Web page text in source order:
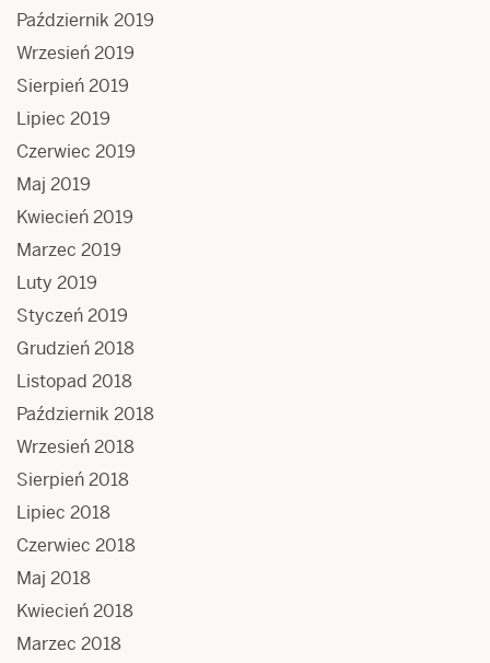
Październik 2019
Wrzesień 2019
Sierpień 2019
Lipiec 2019
Czerwiec 2019
Maj 2019
Kwiecień 2019
Marzec 2019
Luty 2019
Styczeń 2019
Grudzień 2018
Listopad 2018
Październik 2018
Wrzesień 2018
Sierpień 2018
Lipiec 2018
Czerwiec 2018
Maj 2018
Kwiecień 2018
Marzec 2018